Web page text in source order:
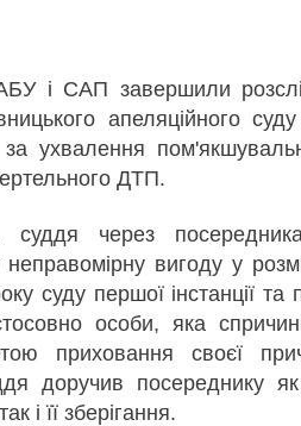
і САП завершили
апеляційного
за ухвалення
ДТП.
через
вигоду у
суду першої інстанції та
особи, яка
приховання своєї
доручив посереднику
і її зберігання.